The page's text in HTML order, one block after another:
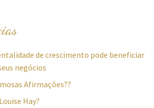
de crescimento pode beneficiar
negócios
Afirmações??
Hay?